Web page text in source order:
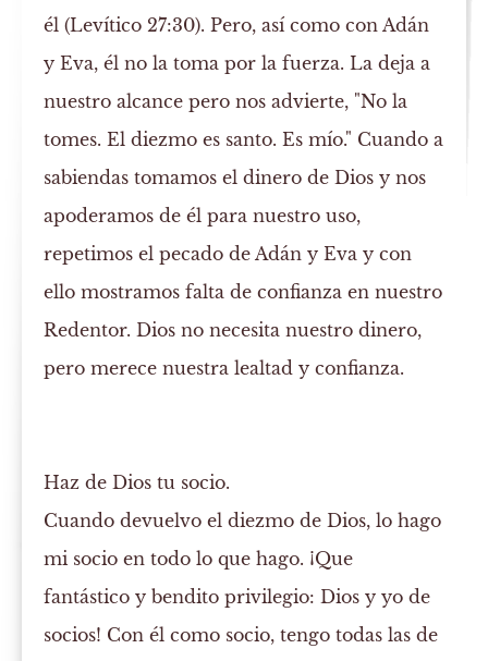
él (Levítico 27:30). Pero, así como con Adán
y Eva, él no la toma por la fuerza. La deja a
nuestro alcance pero nos advierte, "No la
tomes. El diezmo es santo. Es mío." Cuando a
sabiendas tomamos el dinero de Dios y nos
apoderamos de él para nuestro uso,
repetimos el pecado de Adán y Eva y con
ello mostramos falta de confianza en nuestro
Redentor. Dios no necesita nuestro dinero,
pero merece nuestra lealtad y confianza.
Haz de Dios tu socio.
Cuando devuelvo el diezmo de Dios, lo hago
mi socio en todo lo que hago. ¡Que
fantástico y bendito privilegio: Dios y yo de
socios! Con él como socio, tengo todas las de